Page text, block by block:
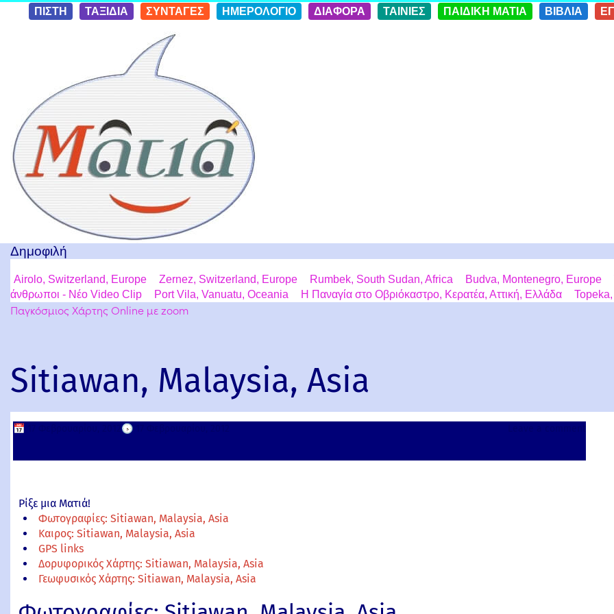
Skip to
conten
ΠΙΣΤΗ ΤΑΞΙΔΙΑ ΣΥΝΤΑΓΕΣ ΗΜΕΡΟΛΟΓΙΟ ΔΙΑΦΟΡΑ ΤΑΙΝΙΕΣ ΠΑΙΔΙΚΗ ΜΑΤΙΑ ΒΙΒΛΙΑ
Δημοφιλή
Airolo, Switzerland, Europe Zernez, Switzerland, Europe Rumbek, South Sudan, Africa Budva, Montenegro, Europe
άνθρωποι - Νέο Video Clip
Port Vila, Vanuatu, Oceania Η Παναγία στο Οβριόκαστρο, Κερατέα, Αττική, Ελλάδα
Παγκόσμιος Χάρτης Online με zoom
Sitiawan, Malaysia, Asia
📅 🕟
Ρίξε μια Ματιά!
Φωτογραφίες: Sitiawan, Malaysia, Asia
Καιρος: Sitiawan, Malaysia, Asia
GPS links
Δορυφορικός Χάρτης: Sitiawan, Malaysia, Asia
Γεωφυσικός Χάρτης: Sitiawan, Malaysia, Asia